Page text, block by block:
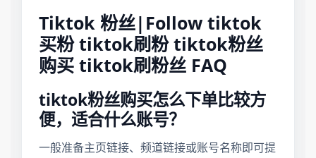
Tiktok 粉丝|Follow tiktok
买粉 tiktok刷粉 tiktok粉丝
购买 tiktok刷粉丝 FAQ
tiktok粉丝购买怎么下单比较方
便，适合什么账号？
一般准备主页链接、频道链接或账号名称即可提